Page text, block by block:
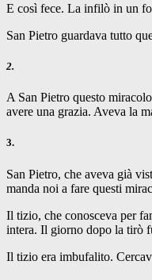
E così fece. La infilò in un
San Pietro guardava tutto
2.
A San Pietro questo
avere una grazia. Aveva la
3.
San Pietro, che aveva già
manda noi a fare questi
Il tizio, che conosceva per
intera. Il giorno dopo la tirò
Il tizio era imbufalito.